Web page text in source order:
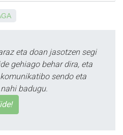
eta doan jasotzen segi
gehiago behar dira, eta
sendo eta
badugu.